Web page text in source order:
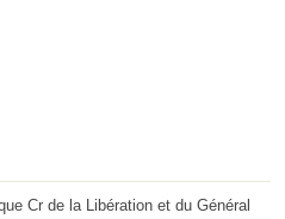
Cr de la Libération et du Général